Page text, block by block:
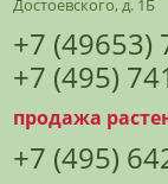
+7 (49653)
+7 (495)
продажа
+7 (495)